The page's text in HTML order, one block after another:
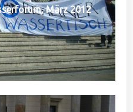
März 2012